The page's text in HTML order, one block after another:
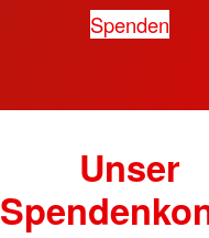
Spenden
Unser